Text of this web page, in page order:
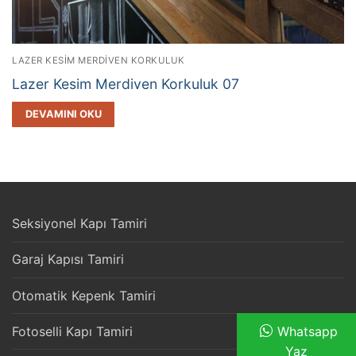
LAZER KESIM MERDIVEN KORKULUK
Lazer Kesim Merdiven Korkuluk 07
DEVAMINI OKU
Seksiyonel Kapı Tamiri
Garaj Kapısı Tamiri
Otomatik Kepenk Tamiri
Fotoselli Kapı Tamiri
Whatsapp
Yaz